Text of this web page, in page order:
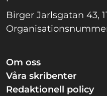
Birger Jarlsgatan 43,
Om oss
Våra skribenter
Redaktionell policy